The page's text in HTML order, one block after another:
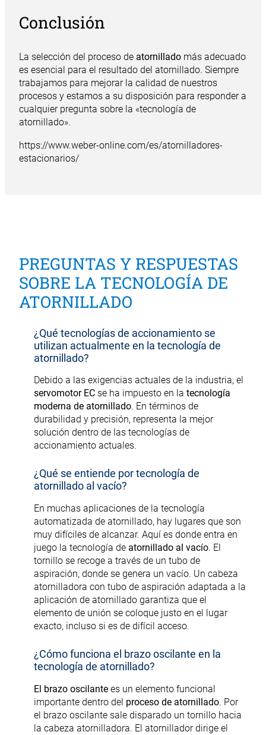
Conclusión
La selección del proceso de atornilladomás adecuado
es esencial para el resultado del atornillado. Siempre
trabajamos para mejorar la calidad de nuestros
procesos y estamos a su disposición para responder a
cualquier pregunta sobre la «tecnología de
atornillado».
https://www.weber-online.com/es/atornilladores-
estacionarios/
PREGUNTAS Y RESPUESTAS
SOBRE LA TECNOLOGÍA DE
ATORNILLADO
¿Qué tecnologías de accionamiento se
utilizan actualmente en la tecnología de
atornillado?
Debido a las exigencias actuales de la industria, el
servomotor ECse ha impuesto en la tecnología
moderna de atornillado. En términos de
durabilidad y precisión, representa la mejor
solución dentro de las tecnologías de
accionamiento actuales.
¿Qué se entiende por tecnología de
atornillado al vacío?
En muchas aplicaciones de la tecnología
automatizada de atornillado, hay lugares que son
muy difíciles de alcanzar. Aquí es donde entra en
juego la tecnología de atornillado al vacío. El
tornillo se recoge a través de un tubo de
aspiración, donde se genera un vacío. Un cabeza
atornilladora con tubo de aspiración adaptada a la
aplicación de atornillado garantiza que el
elemento de unión se coloque justo en el lugar
exacto, incluso si es de difícil acceso.
¿Cómo funciona el brazo oscilante en la
tecnología de atornillado?
El brazo oscilantees un elemento funcional
importante dentro del proceso de atornillado. Por
el brazo oscilante sale disparado un tornillo hacia
la cabeza atornilladora. El atornillador dirige el